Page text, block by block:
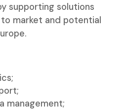
supporting solutions
market and potential
management;